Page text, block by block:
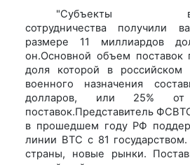
"Субъекты
сотрудничества получили
размере 11 миллиардов
он.Основной объем
доля которой в российском
военного назначения
долларов, или 25%
поставок.Представитель
в прошедшем году РФ
линии ВТС с 81
страны, новые рынки.